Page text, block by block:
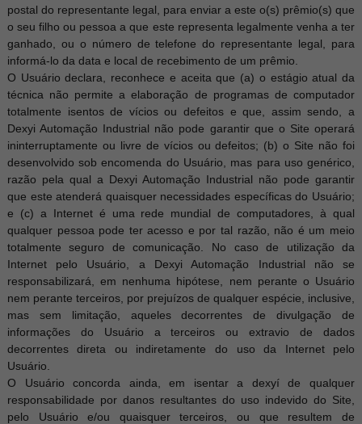
postal do representante legal, para enviar a este o(s) prêmio(s) que
o seu filho ou pessoa a que este representa legalmente venha a ter
ganhado, ou o número de telefone do representante legal, para
informá-lo da data e local de recebimento de um prêmio.
O Usuário declara, reconhece e aceita que (a) o estágio atual da
técnica não permite a elaboração de programas de computador
totalmente isentos de vícios ou defeitos e que, assim sendo, a
Dexyi Automação Industrial não pode garantir que o Site operar
ininterruptamente ou livre de vícios ou defeitos; (b) o Site não foi
desenvolvido sob encomenda do Usuário, mas para uso genérico,
razão pela qual a Dexyi Automação Industrial não pode garantir
que este atenderá quaisquer necessidades específicas do Usuário;
e (c) a Internet é uma rede mundial de computadores, à qual
qualquer pessoa pode ter acesso e por tal razão, não é um meio
totalmente seguro de comunicação. No caso de utilização da
Internet pelo Usuário, a Dexyi Automação Industrial não se
responsabilizará, em nenhuma hipótese, nem perante o Usuário
nem perante terceiros, por prejuízos de qualquer espécie, inclusive,
mas sem limitação, aqueles decorrentes de divulgação de
informações do Usuário a terceiros ou extravio de dados
decorrentes direta ou indiretamente do uso da Internet pelo
Usuário.
O Usuário concorda ainda, em isentar a dexyí de qualquer
responsabilidade por danos resultantes do uso indevido do Site,
pelo Usuário e/ou quaisquer terceiros, ou que resultem de